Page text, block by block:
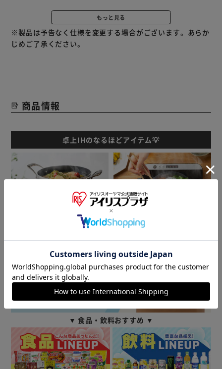
炒める、焼く、煮る、揚げる、蒸すなど、幅広い調理に対
お料理の幅が広がります。
1000Ｗセーブ機能搭載で最大火力を調節。
なべなし検知機能、小物検知機能、内部回路過熱防止機能、
コードに足や手を引っ掛けてもコードだけ外れるマグネット
コードを採用。
小さなお子様がいるご家庭でも安心です。
もっと見る
※製品は予告なく仕様を変更する場合がございます。あらか
じめご了承ください。
商品情報
卓上IHのなるほどアイテム💡
▼ 食品・飲料おすすめ ▼